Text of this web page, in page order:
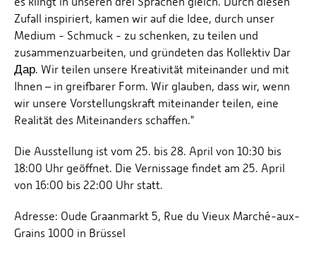
Zufall inspiriert, kamen wir auf die Idee, durch unser
Medium - Schmuck - zu schenken, zu teilen und
zusammenzuarbeiten, und gründeten das Kollektiv Dar
Дар. Wir teilen unsere Kreativität miteinander und mit
Ihnen – in greifbarer Form. Wir glauben, dass wir, wenn
wir unsere Vorstellungskraft miteinander teilen, eine
Realität des Miteinanders schaffen."
Die Ausstellung ist vom 25. bis 28. April von 10:30 bis
18:00 Uhr geöffnet. Die Vernissage findet am 25. April
von 16:00 bis 22:00 Uhr statt.
Adresse: Oude Graanmarkt 5, Rue du Vieux Marché-aux-
Grains 1000 in Brüssel